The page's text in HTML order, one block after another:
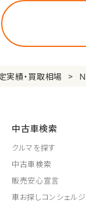
実績・買取相場
中古車検索
クルマを探す
中古車検索
販売安心宣言
車お探しコンシェルジ